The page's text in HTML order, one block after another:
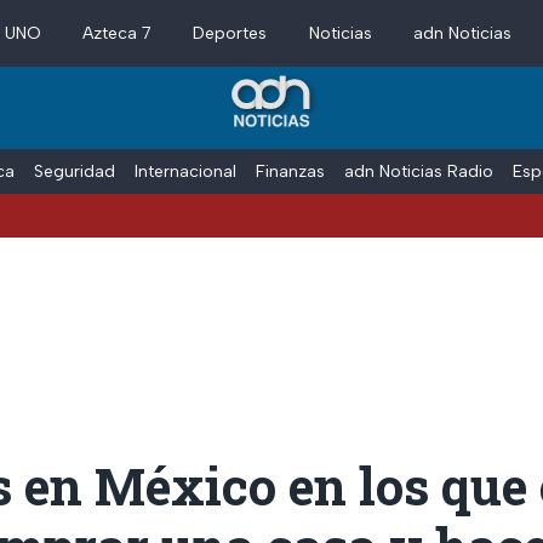
Azteca 7 Deportes Noticias adn Noticias
Seguridad Internacional Finanzas adn Noticias Radio
en México en los que